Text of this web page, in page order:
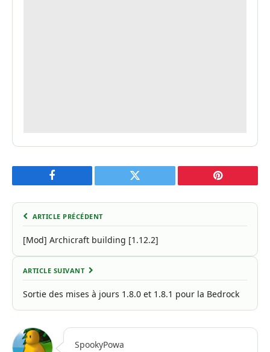
Facebook Twitter Pinterest
ARTICLE PRÉCÉDENT
[Mod] Archicraft building [1.12.2]
ARTICLE SUIVANT
Sortie des mises à jours 1.8.0 et 1.8.1 pour la Bedrock
SpookyPowa